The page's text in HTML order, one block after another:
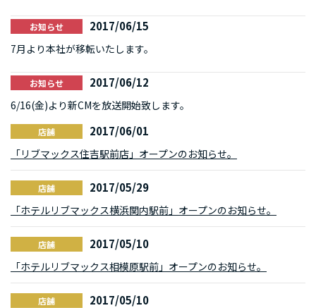
お知らせ 2017/06/15
7月より本社が移転いたします。
お知らせ 2017/06/12
6/16(金)より新CMを放送開始致します。
店舗 2017/06/01
「リブマックス住吉駅前店」オープンのお知らせ。
店舗 2017/05/29
「ホテルリブマックス横浜関内駅前」オープンのお知らせ。
店舗 2017/05/10
「ホテルリブマックス相模原駅前」オープンのお知らせ。
店舗 2017/05/10